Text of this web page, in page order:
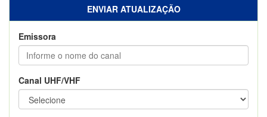
ENVIAR ATUALIZAÇÃO
Emissora
Canal UHF/VHF